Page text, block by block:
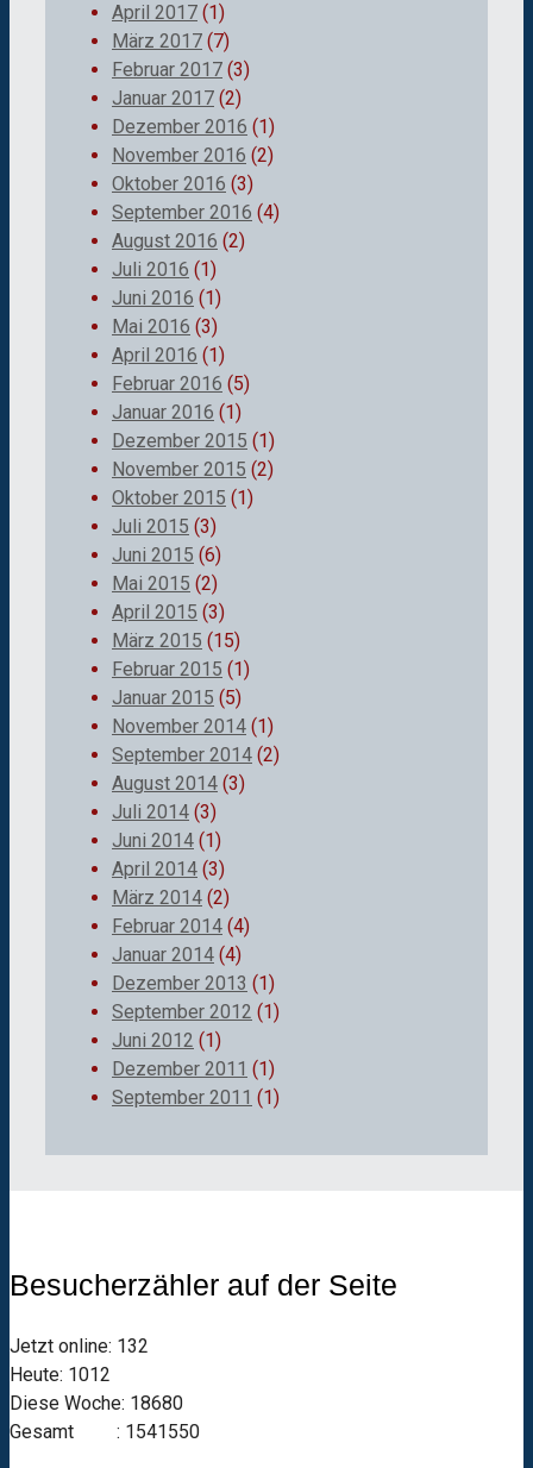
April 2017 (1)
März 2017 (7)
Februar 2017 (3)
Januar 2017 (2)
Dezember 2016 (1)
November 2016 (2)
Oktober 2016 (3)
September 2016 (4)
August 2016 (2)
Juli 2016 (1)
Juni 2016 (1)
Mai 2016 (3)
April 2016 (1)
Februar 2016 (5)
Januar 2016 (1)
Dezember 2015 (1)
November 2015 (2)
Oktober 2015 (1)
Juli 2015 (3)
Juni 2015 (6)
Mai 2015 (2)
April 2015 (3)
März 2015 (15)
Februar 2015 (1)
Januar 2015 (5)
November 2014 (1)
September 2014 (2)
August 2014 (3)
Juli 2014 (3)
Juni 2014 (1)
April 2014 (3)
März 2014 (2)
Februar 2014 (4)
Januar 2014 (4)
Dezember 2013 (1)
September 2012 (1)
Juni 2012 (1)
Dezember 2011 (1)
September 2011 (1)
Besucherzähler auf der Seite
Jetzt online: 132
Heute: 1012
Diese Woche: 18680
Gesamt : 1541550